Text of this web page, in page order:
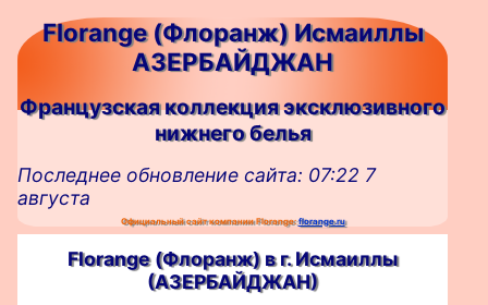
Florange (Флоранж) Исмаиллы
АЗЕРБАЙДЖАН
Французская коллекция эксклюзивного
нижнего белья
Последнее обновление сайта: 07:22 7
августа
Официальный сайт компании Florange:florange.ru
Florange (Флоранж) в г. Исмаиллы
(АЗЕРБАЙДЖАН)